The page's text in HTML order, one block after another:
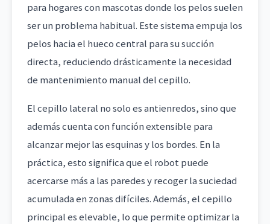
para hogares con mascotas donde los pelos suelen
ser un problema habitual. Este sistema empuja los
pelos hacia el hueco central para su succión
directa, reduciendo drásticamente la necesidad
de mantenimiento manual del cepillo.
El cepillo lateral no solo es antienredos, sino que
además cuenta con función extensible para
alcanzar mejor las esquinas y los bordes. En la
práctica, esto significa que el robot puede
acercarse más a las paredes y recoger la suciedad
acumulada en zonas difíciles. Además, el cepillo
principal es elevable, lo que permite optimizar la